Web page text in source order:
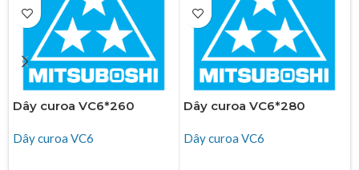
Dây curoa VC6*260
Dây curoa VC6
Dây curoa VC6*280
Dây curoa VC6